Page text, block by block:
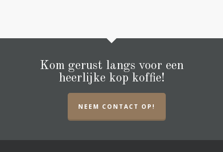
Kom gerust langs voor een
heerlijke kop koffie!
NEEM CONTACT OP!